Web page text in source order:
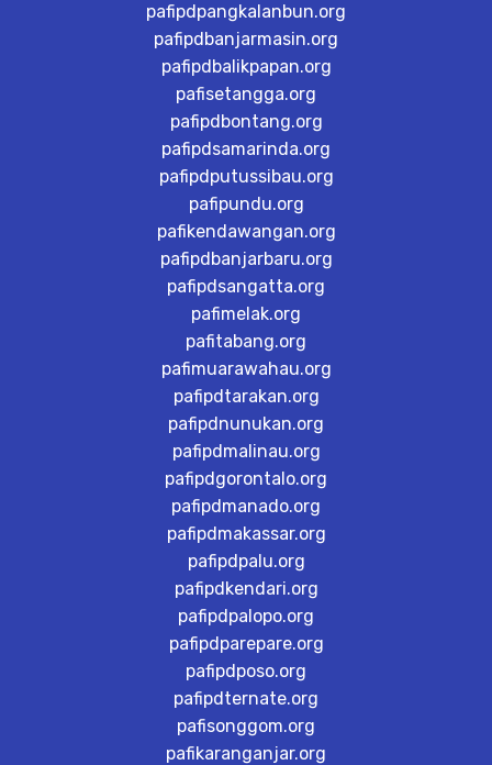
pafipdpangkalanbun.org
pafipdbanjarmasin.org
pafipdbalikpapan.org
pafisetangga.org
pafipdbontang.org
pafipdsamarinda.org
pafipdputussibau.org
pafipundu.org
pafikendawangan.org
pafipdbanjarbaru.org
pafipdsangatta.org
pafimelak.org
pafitabang.org
pafimuarawahau.org
pafipdtarakan.org
pafipdnunukan.org
pafipdmalinau.org
pafipdgorontalo.org
pafipdmanado.org
pafipdmakassar.org
pafipdpalu.org
pafipdkendari.org
pafipdpalopo.org
pafipdparepare.org
pafipdposo.org
pafipdternate.org
pafisonggom.org
pafikaranganjar.org